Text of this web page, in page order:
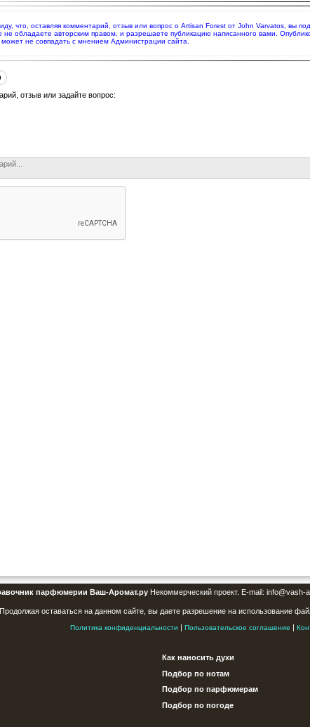
что, оставляя комментарий, отзыв или вопрос о Artisan Forest от John Varvatos, вы
обладаете авторским правом, и разрешаете публикацию написанного вами.
не совпадать с мнением Администрации сайта.
отзыв или задайте вопрос:
парфюмерии Ваш-Аромат.руНекоммерческий проект. E-mail:
Продолжая оставаться на данном сайте, вы даете разрешение на использование
Политика конфиденциальности | Пользовательское соглашение |
Как наносить духи
Подбор по нотам
Подбор по парфюмерам
Подбор по погоде